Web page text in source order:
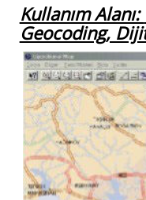
Kullanım Alanı:
Geocoding,